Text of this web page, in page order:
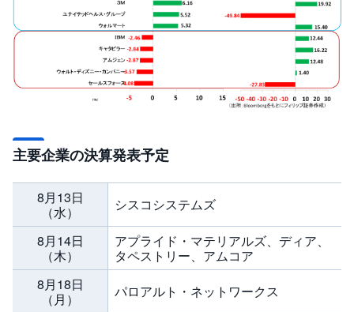
主要企業の決算発表予定
8月13日
（水）
シスコシステムズ
8月14日
（木）
アプライド・マテリアルズ、ディア、
タペストリー、アムコア
8月18日
（月）
パロアルト・ネットワークス